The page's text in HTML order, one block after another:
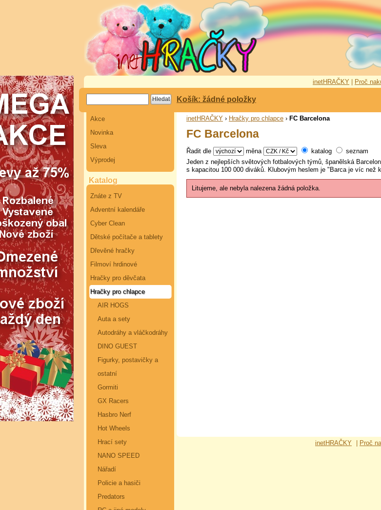
inetHRAČKY Proč
Košík: žádné položky
Akce
Novinka
Sleva
Výprodej
Katalog
Znáte z TV
Adventní kalendáře
Cyber Clean
Dětské počítače a tablety
Dřevěné hračky
Filmoví hrdinové
Hračky pro děvčata
Hračky pro chlapce
AIR HOGS
Auta a sety
Autodráhy a vláčkodráhy
DINO GUEST
Figurky, postavičky a
ostatní
Gormiti
GX Racers
Hasbro Nerf
Hot Wheels
Hrací sety
NANO SPEED
Nářadí
Policie a hasiči
Predators
inetHRAČKY › Hračky pro chlapce › FC Barcelona
FC Barcelona
Řadit dle měna katalog
seznam
Jeden z nejlepších světových fotbalových týmů, španělská
s kapacitou 100 000 diváků. Klubovým heslem je "Barca je víc než
Litujeme, ale nebyla nalezena žádná položka.
inetHRAČKY Proč